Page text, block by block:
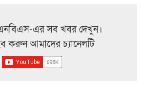
এর সব খবর দেখুন।
করুন আমাদের চ্যানেলটি